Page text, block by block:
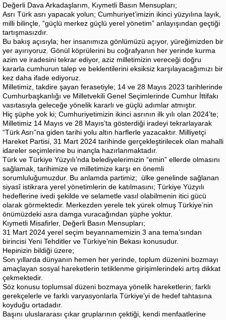
Değerli Dava Arkadaşlarım, Kıymetli Basın Mensupları;
Asrı Türk asrı yapacak yolun; Cumhuriyet’imizin ikinci yüzyılına layık,
milli bilinçle, “güçlü merkez güçlü yerel yönetim” anlayışından geçtiği
tartışmasızdır.
Bu bakış açısıyla; her insanımıza gönlümüzü açıyor, yüreğimizden bir
yer ayırıyoruz. Gönül köprülerini bu coğrafyanın her yerinde kurma
azim ve iradesini tekrar ediyor, aziz milletimizin vereceği doğru
kararla cumhurun talep ve beklentilerini eksiksiz karşılayacağımızı bir
kez daha ifade ediyoruz.
Milletimiz, takdire şayan ferasetiyle; 14 ve 28 Mayıs 2023 tarihlerinde
Cumhurbaşkanlığı ve Milletvekili Genel Seçimlerinde Cumhur İttifakı
vasıtasıyla geleceğe yönelik kararlı ve güçlü adımlar atmıştır.
Hiç şüphe yok ki; Cumhuriyetimizin ikinci asrının ilk yılı olan 2024’te;
Milletimiz 14 Mayıs ve 28 Mayıs’ta gösterdiği iradeyi tekrarlayarak
“Türk Asrı”na giden tarihi yolu altın harflerle yazacaktır. Milliyetçi
Hareket Partisi, 31 Mart 2024 tarihinde gerçekleştirilecek olan mahalli
idareler seçimlerine bu inançla hazırlanmaktadır.
Türk ve Türkiye Yüzyılı’nda belediyelerimizin “emin” ellerde olmasını
sağlamak, tarihimize ve milletimize karşı en önemli
sorumluluğumuzdur. Bu anlamda partimiz; ülke genelinde sağlanan
siyasî istikrara yerel yönetimlerin de katılmasını; Türkiye Yüzyılı
hedeflerine ivedi şekilde ve selametle vasıl olabilmenin itici gücü
olarak görmektedir. Merkezden yerele tek yürek olmuş Türkiye’nin
önümüzdeki asra damga vuracağından şüphe yoktur.
Kıymetli Misafirler, Değerli Basın Mensupları;
31 Mart 2024 yerel seçim beyannamemizin 3 ana tema’sından
birincisi Yeni Tehditler ve Türkiye’nin Bekası konusudur.
Hepinizin bildiği üzere;
Son yıllarda dünyanın hemen her yerinde, toplum düzenini bozmayı
amaçlayan sosyal hareketlerin tetiklenme girişimlerindeki artış dikkat
çekmektedir.
Söz konusu toplumsal düzeni bozmaya yönelik hareketlerin; farklı
gerekçelerle ve farklı varyasyonlarla Türkiye’yi de hedef tahtasına
koyduğu ortadadır.
Başını uluslararası çıkar gruplarının çektiği, kendi menfaatlerine